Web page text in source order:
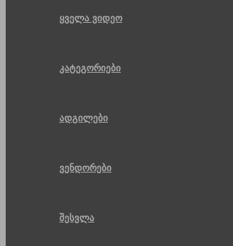
ყველა ვიდეო
კატეგორიები
ადგილები
ვენდორები
შესვლა